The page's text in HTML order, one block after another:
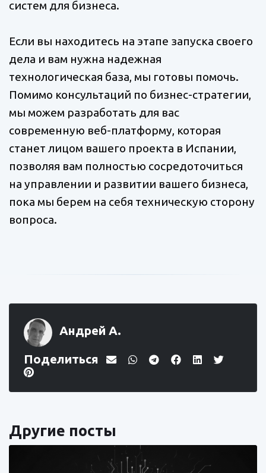
систем для бизнеса.
Если вы находитесь на этапе запуска своего
дела и вам нужна надежная
технологическая база, мы готовы помочь.
Помимо консультаций по бизнес-стратегии,
мы можем разработать для вас
современную веб-платформу, которая
станет лицом вашего проекта в Испании,
позволяя вам полностью сосредоточиться
на управлении и развитии вашего бизнеса,
пока мы берем на себя техническую сторону
вопроса.
Андрей А.
Поделиться
Другие посты